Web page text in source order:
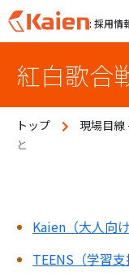
p
: 採用情
紅白歌合
トップ 現場目線
と
Kaien（大人向
TEENS（学習支